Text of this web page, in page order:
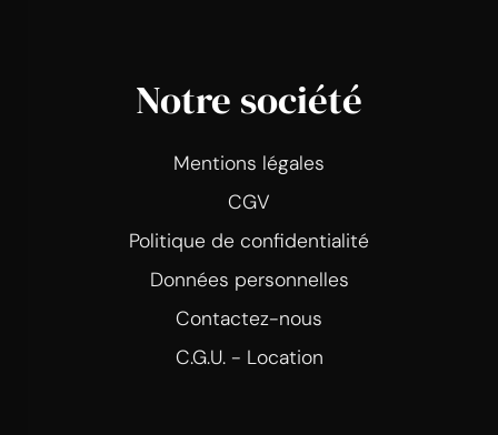
Notre société
Mentions légales
CGV
Politique de confidentialité
Données personnelles
Contactez-nous
C.G.U. - Location